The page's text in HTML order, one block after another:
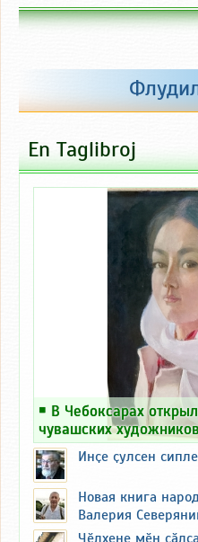
En Taglibroj
￭ В Чебоксарах
чувашских
Инҫе ҫулсен
Новая книга
Валерия
Чӗлхене мӗн